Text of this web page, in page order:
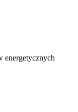
energetycznych